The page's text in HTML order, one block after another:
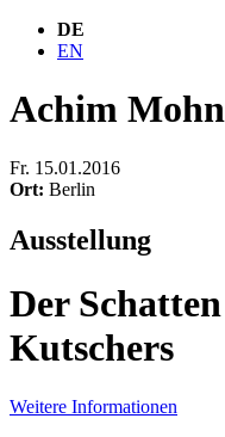
DE
EN
Achim
Fr. 15.01.2016
Ort: Berlin
Ausstellung
Der
Kutschers
Weitere Informationen